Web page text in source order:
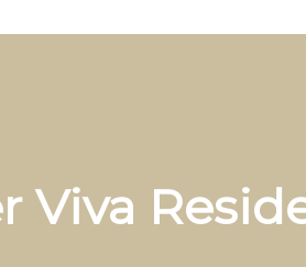
Viva